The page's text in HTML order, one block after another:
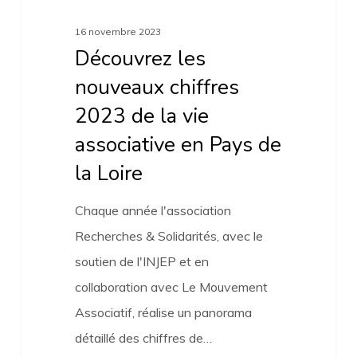
16 novembre 2023
Découvrez les
nouveaux chiffres
2023 de la vie
associative en Pays de
la Loire
Chaque année l'association
Recherches & Solidarités, avec le
soutien de l'INJEP et en
collaboration avec Le Mouvement
Associatif, réalise un panorama
détaillé des chiffres de…